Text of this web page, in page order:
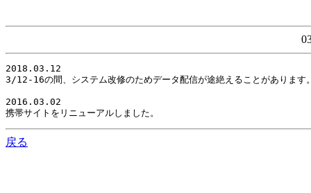
2018.03.12
3/12-16の間、システム改修のためデータ配信が途絶えることがあります
2016.03.02
携帯サイトをリニューアルしました。
戻る